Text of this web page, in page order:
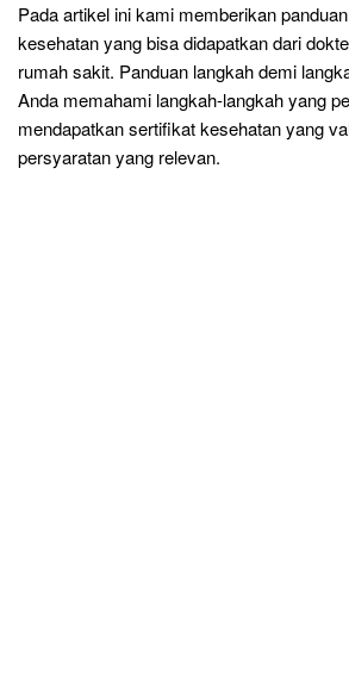
Pada artikel ini kami memberikan
kesehatan yang bisa didapatkan dari
rumah sakit. Panduan langkah demi
Anda memahami langkah-langkah yang
mendapatkan sertifikat kesehatan yang
persyaratan yang relevan.